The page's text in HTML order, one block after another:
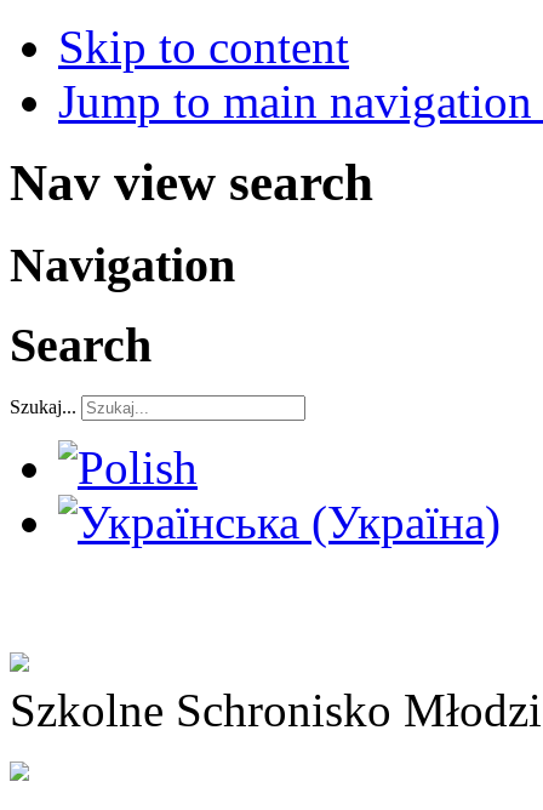
Skip to content
Jump to main
Nav view search
Navigation
Search
Szukaj...
Szkolne Schronisko